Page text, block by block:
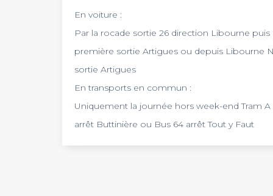
d' 1h30 de spectacle chanté et dansé où
Venez découvrir un spectacle varié qui ravira
dans l’univers Cabaret Music-Hall, vous serez
Le cabaret est ouvert selon sa programmation
minuit - sur réservation
En voiture :
Par la rocade sortie 26 direction Libourne puis
première sortie Artigues ou depuis Libourne
sortie Artigues
En transports en commun :
Uniquement la journée hors week-end Tram A
arrêt Buttinière ou Bus 64 arrêt Tout y Faut